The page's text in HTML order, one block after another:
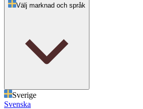
Välj marknad och språk
Sverige
Svenska